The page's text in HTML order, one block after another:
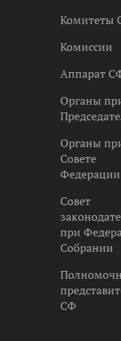
Комитеты
Комиссии
Аппарат
Органы
Органы
Совете
Федерации
Совет
при
Собрании
СФ